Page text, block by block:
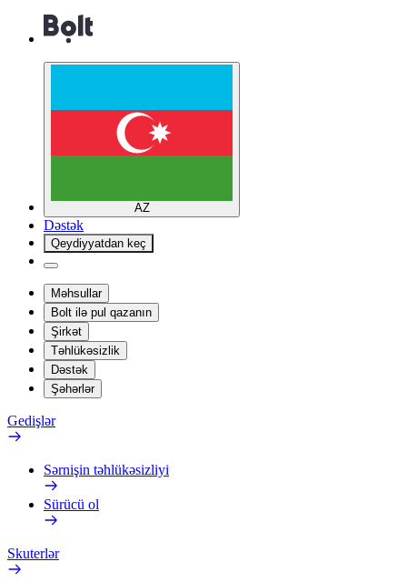
AZ
Dəstək
Qeydiyyatdan keç
Məhsullar
Bolt ilə pul qazanın
Şirkət
Təhlükəsizlik
Dəstək
Şəhərlər
Gedişlər
Sərnişin təhlükəsizliyi
Sürücü ol
Skuterlər